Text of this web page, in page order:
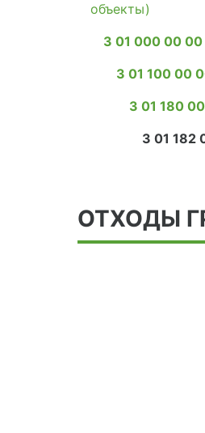
объекты)
3 01 000 00
3 01 100 00
3 01 180
3 01 182
ОТХОДЫ